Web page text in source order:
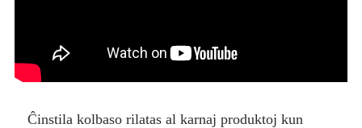
Ĉinstila kolbaso rilatas al karnaj produktoj kun